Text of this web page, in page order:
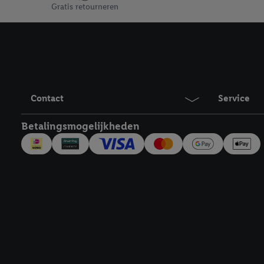
Gratis retourneren
Contact Service
Betalingsmogelijkheden
Door te klikken op
inclusief over de